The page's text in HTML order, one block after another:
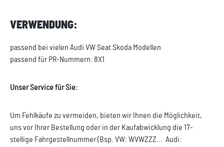
VERWENDUNG:
passend bei vielen Audi VW Seat Skoda Modellen
passend für PR-Nummern: 8X1
Unser Service für Sie:
Um Fehlkäufe zu vermeiden, bieten wir Ihnen die Möglichkeit,
uns vor Ihrer Bestellung oder in der Kaufabwicklung die 17-
stellige Fahrgestellnummer (Bsp. VW: WVWZZZ... Audi: